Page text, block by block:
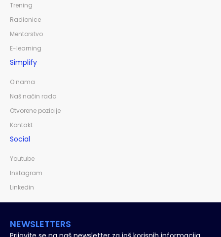
Trening
Radionice
Mentorstvo
E-learning
Simplify
O nama
Naš način rada
Otvorene pozicije
Kontakt
Social
Youtube
Instagram
Linkedin
NEWSLETTERS